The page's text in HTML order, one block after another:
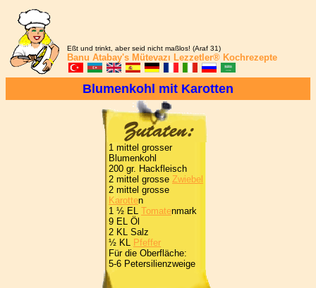
Eßt und trinkt, aber seid nicht maßlos! (Araf 31)
Banu Atabay's Mütevazı Lezzetler® Kochrezepte
Blumenkohl mit Karotten
1 mittel grosser
Blumenkohl
200 gr. Hackfleisch
2 mittel grosse Zwiebel
2 mittel grosse
Karotten
1 ½ EL Tomatenmark
9 EL Öl
2 KL Salz
½ KL Pfeffer
Für die Oberfläche:
5-6 Petersilienzweige